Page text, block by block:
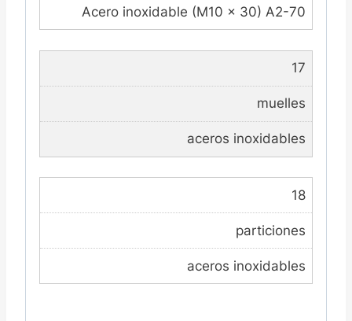
Acero inoxidable (M10 x 30) A2-70
17
muelles
aceros inoxidables
18
particiones
aceros inoxidables